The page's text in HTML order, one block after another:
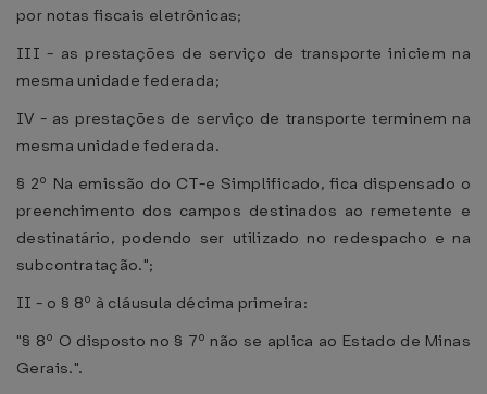
por notas fiscais eletrônicas;
III - as prestações de serviço de transporte iniciem na
mesma unidade federada;
IV - as prestações de serviço de transporte terminem na
mesma unidade federada.
§ 2º Na emissão do CT-e Simplificado, fica dispensado o
preenchimento dos campos destinados ao remetente e
destinatário, podendo ser utilizado no redespacho e na
subcontratação.";
II - o § 8º à cláusula décima primeira:
"§ 8º O disposto no § 7º não se aplica ao Estado de Minas
Gerais.".